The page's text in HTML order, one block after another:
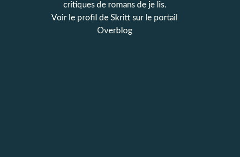
critiques de romans de je lis.
Voir le profil de Skritt sur le portail
Overblog